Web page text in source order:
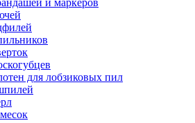
и маркеров
для лобзиковых пил